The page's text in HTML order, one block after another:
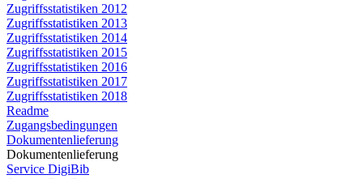
Zugriffsstatistiken 2012
Zugriffsstatistiken 2013
Zugriffsstatistiken 2014
Zugriffsstatistiken 2015
Zugriffsstatistiken 2016
Zugriffsstatistiken 2017
Zugriffsstatistiken 2018
Readme
Zugangsbedingungen
Dokumentenlieferung
Dokumentenlieferung
Service DigiBib